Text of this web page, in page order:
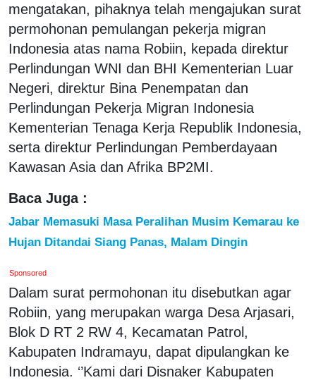
mengatakan, pihaknya telah mengajukan surat
permohonan pemulangan pekerja migran
Indonesia atas nama Robiin, kepada direktur
Perlindungan WNI dan BHI Kementerian Luar
Negeri, direktur Bina Penempatan dan
Perlindungan Pekerja Migran Indonesia
Kementerian Tenaga Kerja Republik Indonesia,
serta direktur Perlindungan Pemberdayaan
Kawasan Asia dan Afrika BP2MI.
Baca Juga :
Jabar Memasuki Masa Peralihan Musim Kemarau ke
Hujan Ditandai Siang Panas, Malam Dingin
Sponsored
Dalam surat permohonan itu disebutkan agar
Robiin, yang merupakan warga Desa Arjasari,
Blok D RT 2 RW 4, Kecamatan Patrol,
Kabupaten Indramayu, dapat dipulangkan ke
Indonesia. ‘’Kami dari Disnaker Kabupaten